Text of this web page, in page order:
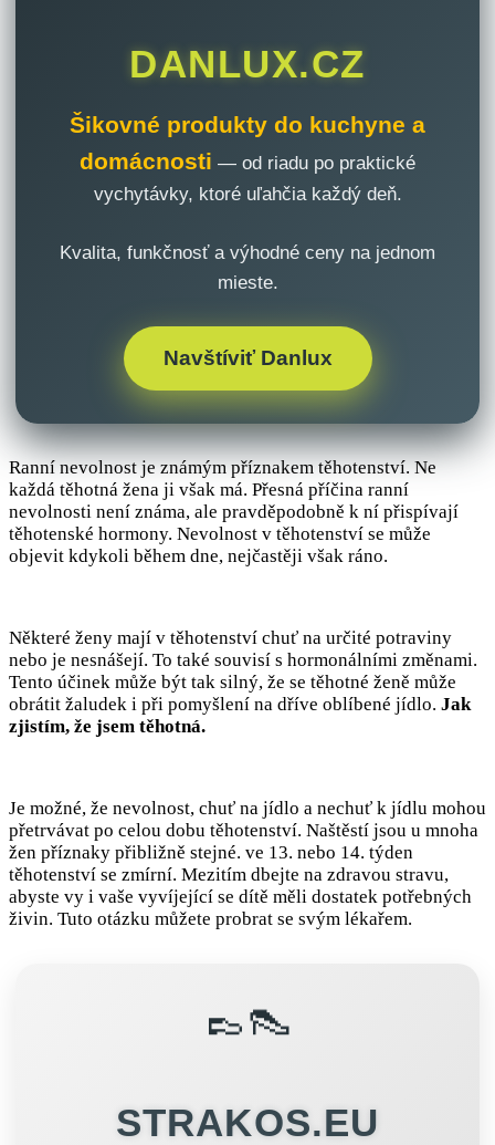
DANLUX.CZ
Šikovné produkty do kuchyne a
domácnosti — od riadu po praktické
vychytávky, ktoré uľahčia každý deň.
Kvalita, funkčnosť a výhodné ceny na jednom
mieste.
Navštíviť Danlux
Ranní nevolnost je známým příznakem těhotenství. Ne
každá těhotná žena ji však má. Přesná příčina ranní
nevolnosti není známa, ale pravděpodobně k ní přispívají
těhotenské hormony. Nevolnost v těhotenství se může
objevit kdykoli během dne, nejčastěji však ráno.
Některé ženy mají v těhotenství chuť na určité potraviny
nebo je nesnášejí. To také souvisí s hormonálními změnami.
Tento účinek může být tak silný, že se těhotné ženě může
obrátit žaludek i při pomyšlení na dříve oblíbené jídlo. Jak
zjistím, že jsem těhotná.
Je možné, že nevolnost, chuť na jídlo a nechuť k jídlu mohou
přetrvávat po celou dobu těhotenství. Naštěstí jsou u mnoha
žen příznaky přibližně stejné. ve 13. nebo 14. týden
těhotenství se zmírní. Mezitím dbejte na zdravou stravu,
abyste vy i vaše vyvíjející se dítě měli dostatek potřebných
živin. Tuto otázku můžete probrat se svým lékařem.
👞👠
STRAKOS.EU